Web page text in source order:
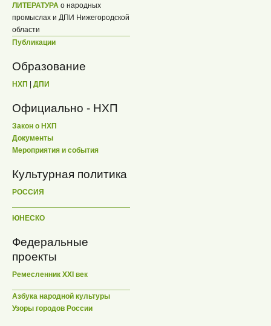
ЛИТЕРАТУРА о народных
промыслах и ДПИ Нижегородской
области
Публикации
Образование
НХП ДПИ
Официально - НХП
Закон о НХП
Документы
Мероприятия и события
Культурная политика
РОССИЯ
ЮНЕСКО
Федеральные
проекты
Ремесленник XXI век
Азбука народной культуры
Узоры городов России